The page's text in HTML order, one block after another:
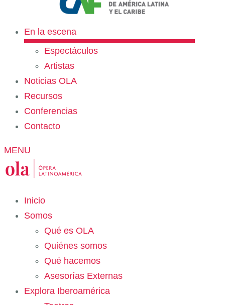
En la escena
Espectáculos
Artistas
Noticias OLA
Recursos
Conferencias
Contacto
MENU
Inicio
Somos
Qué es OLA
Quiénes somos
Qué hacemos
Asesorías Externas
Explora Iberoamérica